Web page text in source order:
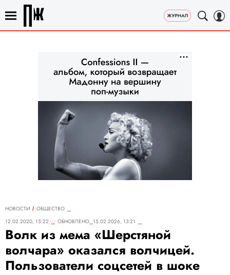
НОВОСТИ
ОБЩЕСТВО
12.02.2020, 15:22
ОБНОВЛЕНО 15.02.2026, 13:21
Волк из мема «Шерстяной
волчара» оказался волчицей.
Пользователи соцсетей в шоке